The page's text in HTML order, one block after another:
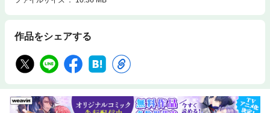
作品をシェアする